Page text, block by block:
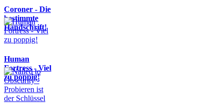
Coroner - Die
bestimmte
Handschrift!
Human
Fortress - Viel
zu poppig!